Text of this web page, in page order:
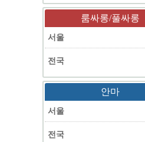
룸싸롱/풀싸롱
서울
전국
안마
서울
전국